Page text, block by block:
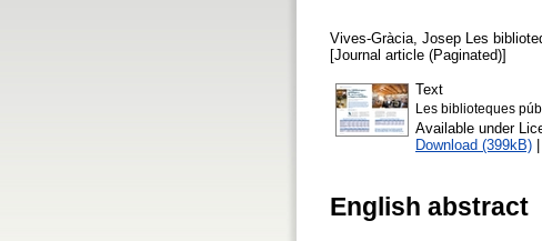
Vives-Gràcia, Josep Les
[Journal article (Paginated)]
Text
Les biblioteques
Available under
Download (399kB) |
English abstract